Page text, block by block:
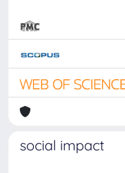
social impact